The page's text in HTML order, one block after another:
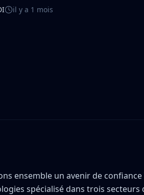
il y a 1 mois
ensemble un avenir de
spécialisé dans trois secteurs